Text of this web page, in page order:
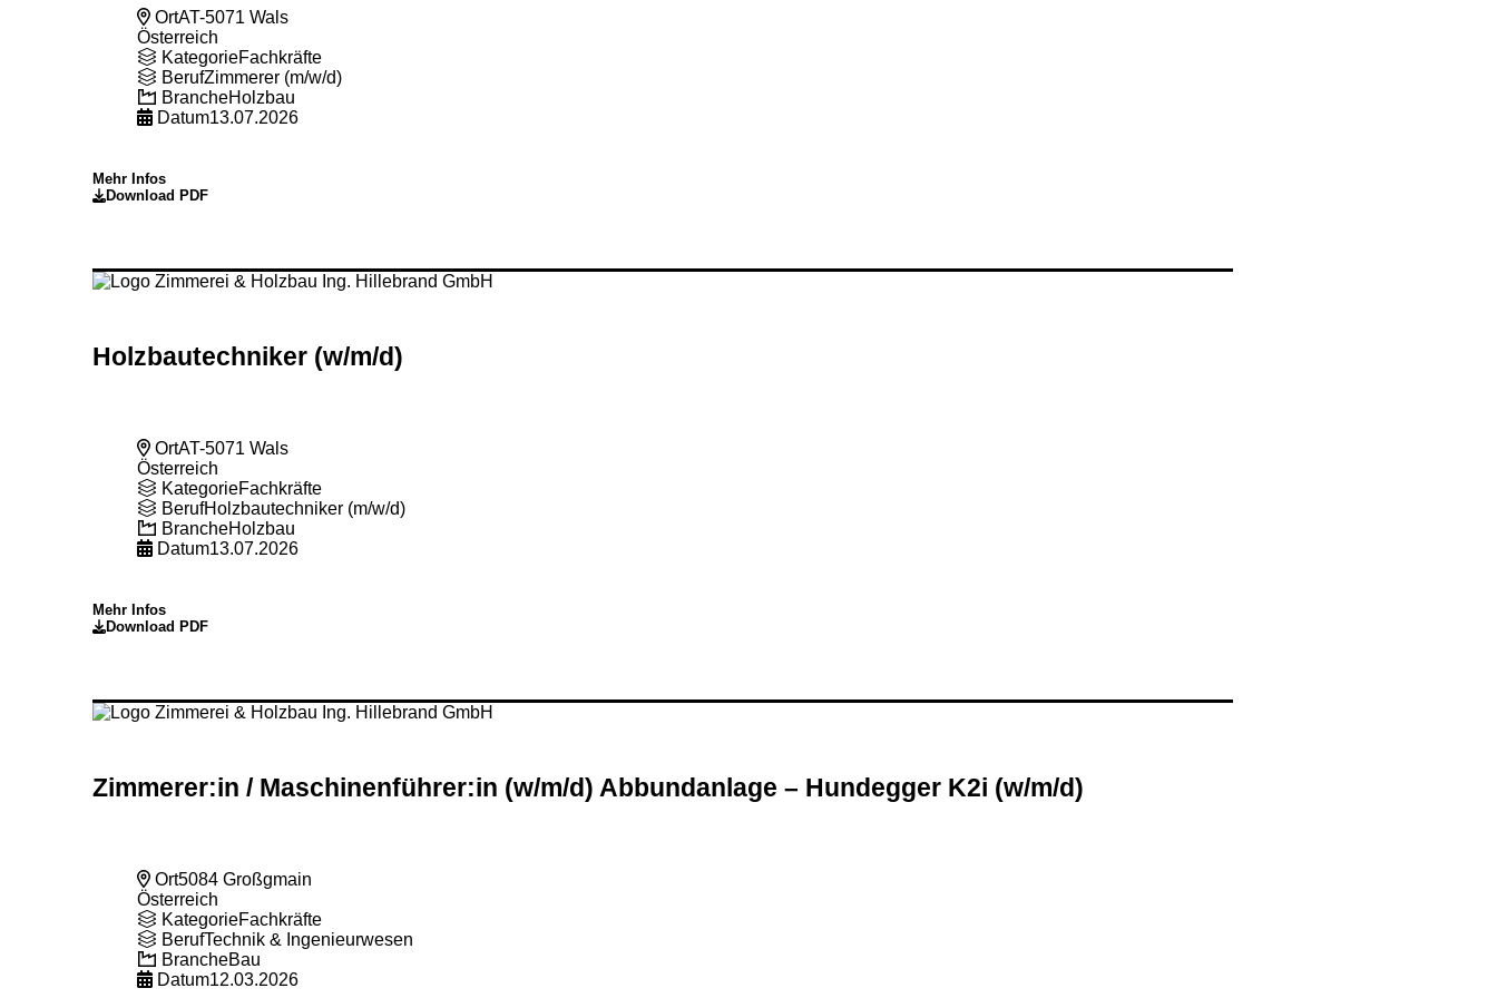
OrtAT-5071 Wals
Österreich
KategorieFachkräfte
BerufZimmerer (m/w/d)
BrancheHolzbau
Datum13.07.2026
Mehr Infos
Download PDF
Holzbautechniker (w/m/d)
OrtAT-5071 Wals
Österreich
KategorieFachkräfte
BerufHolzbautechniker (m/w/d)
BrancheHolzbau
Datum13.07.2026
Mehr Infos
Download PDF
Zimmerer:in / Maschinenführer:in (w/m/d) Abbundanlage – Hundegger K2i (w/m/d)
Ort5084 Großgmain
Österreich
KategorieFachkräfte
BerufTechnik & Ingenieurwesen
BrancheBau
Datum12.03.2026